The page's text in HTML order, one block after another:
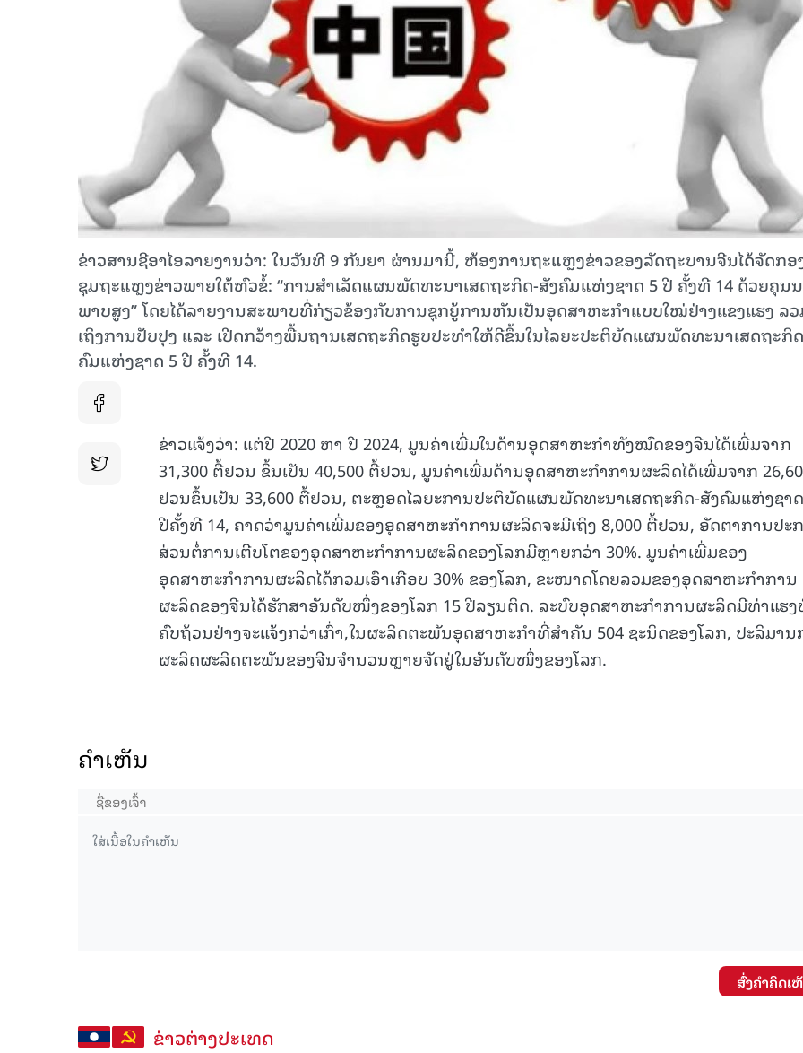
ຂ່າວສານຊີອາໄອລາຍງານວ່າ: ໃນວັນ​ທີ 9 ກັນ​ຍາ​ ຜ່ານມານີ້, ຫ້ອງ​ການ​ຖະ​ແຫຼງ​ຂ່າວ​ຂອງ​​ລັດ​ຖະ​ບານ​ຈີນ​ໄດ້​ຈັດ​ກອ
ຊຸມຖະ​ແຫຼງ​ຂ່າວ​ພາຍ​ໃຕ້​ຫົວ​ຂໍ້: “ການ​ສຳ​ເລັດ​ແຜນ​​ພັດ​ທະ​ນາ​ເສດ​ຖະ​ກິດ​-ສັງ​ຄົມ​ແຫ່ງ​ຊາດ 5 ປີ ​ຄັ້ງ​ທີ 14 ດ້ວຍ​ຄຸນ​
ພາບ​ສູງ” ໂດຍ​ໄດ້ລາຍ​ງານສະ​ພາບ​ທີ່​ກ່ຽວ​ຂ້ອງ​​ກັບ​ການ​ຊຸກ​ຍູ້​ການ​ຫັນ​ເປັນ​ອຸດ​ສາ​ຫະ​ກຳ​ແບບ​ໃໝ່​​ຢ່າງ​ແຂງ​ແຮງ ລ
ເຖິງ​ການປັບ​ປຸງ​ ແລະ ​ເປີດກວ້າງ​ພື້ນ​ຖານ​ເສດ​ຖະ​ກິດ​ຮູບ​ປະ​ທຳໃຫ້​ດີ​ຂຶ້ນໃນ​ໄລ​ຍະປະ​ຕິ​ບັດ​ແຜນ​ພັດ​ທະ​ນາ​ເສດ​ຖະ​ກິ
ຄົມ​ແຫ່ງ​ຊາດ 5 ປີ​ ຄັ້ງ​ທີ 14.
ຂ່າວແຈ້ງວ່າ: ແຕ່ປີ 2020 ຫາ ປີ 2024, ມູນຄ່າເພີ່ມໃນດ້ານອຸດສາຫະກຳທັງໝົດຂອງຈີນໄດ້ເພີ່ມຈາກ
31,300 ຕື້ຢວນ ຂຶ້ນເປັນ 40,500 ຕື້ຢວນ, ມູນຄ່າເພີ່ມດ້ານອຸດສາຫະກຳການຜະລິດໄດ້ເພີ່ມຈາກ
ຢວນຂຶ້ນເປັນ 33,600 ຕື້ຢວນ, ຕະຫຼອດໄລຍະການປະຕິບັດແຜນພັດທະນາເສດຖະກິດ-ສັງຄົມແຫ່ງຊາ
ປີຄັ້ງທີ 14, ຄາດວ່າມູນຄ່າເພີ່ມຂອງອຸດສາຫະກຳການຜະລິດຈະມີເຖິງ 8,000 ຕື້ຢວນ, ອັດຕາການປະ
ສ່ວນຕໍ່ການເຕີບໂຕຂອງອຸດສາຫະກຳການຜະລິດຂອງໂລກມີຫຼາຍກວ່າ 30%. ມູນຄ່າເພີ່ມຂອງ
ອຸດສາຫະກຳການຜະລິດໄດ້ກວມເອົາເກືອບ 30% ຂອງໂລກ, ຂະໜາດໂດຍລວມຂອງອຸດສາຫະກຳການ
ຜະລິດຂອງຈີນໄດ້ຮັກສາອັນດັບໜຶ່ງຂອງໂລກ 15 ປີລຽນຕິດ. ລະບົບອຸດສາຫະກຳການຜະລິດມີທ່າແຮ
ຄົບຖ້ວນຢ່າງຈະແຈ້ງກວ່າເກົ່າ,ໃນຜະລິດຕະພັນອຸດສາຫະກຳທີ່ສຳຄັນ 504 ຊະນິດຂອງໂລກ, ປະລິມານ
ຜະລິດຜະລິດຕະພັນຂອງຈີນຈຳນວນຫຼາຍຈັດຢູ່ໃນອັນດັບໜຶ່ງຂອງໂລກ.
ຄໍາເຫັນ
ສົ່ງຄໍາຄິດເ
ຂ່າວຕ່າງປະເທດ
15.040(07-08-